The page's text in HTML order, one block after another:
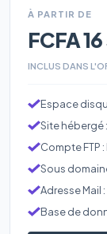
À PARTIR DE
FCFA
INCLUS DANS
Espace
Site hébergé
Compte FTP
Sous
Adresse Mail
Base de